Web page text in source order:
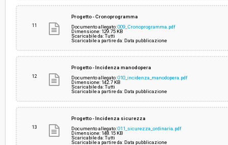
11
Progetto - Cronoprogramma
Documento allegato:009_Cronoprogramma.pdf
Dimensione: 129.75 KB
Scaricabile da: Tutti
Scaricabile a partire da: Data pubblicazione
12
Progetto - Incidenza manodopera
Documento allegato:010_incidenza_manodopera.pdf
Dimensione: 142.7 KB
Scaricabile da: Tutti
Scaricabile a partire da: Data pubblicazione
13
Progetto - Incidenza sicurezza
Documento allegato:011_sicurezza_ordinaria.pdf
Dimensione: 148.15 KB
Scaricabile da: Tutti
Scaricabile a partire da: Data pubblicazione